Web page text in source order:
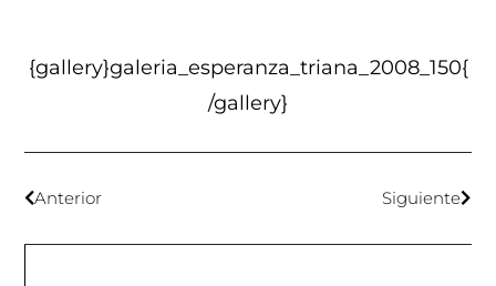
{gallery}galeria_esperanza_triana_2008_150{
/gallery}
Anterior Siguiente